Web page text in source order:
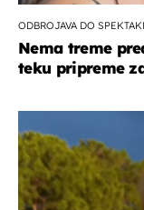
ODBROJAVA DO
Nema treme
teku pripreme